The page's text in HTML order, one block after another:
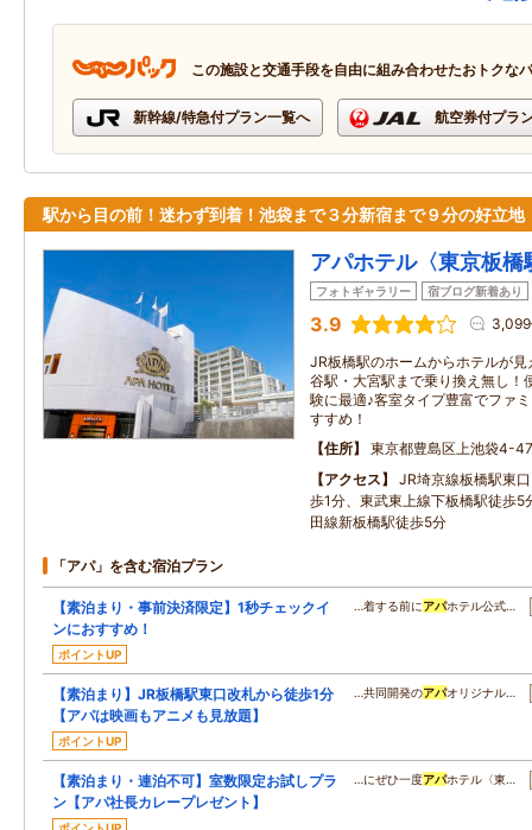
この施設と交通手段を自由に組み合わせたおトクな
新幹線/特急付プラン一覧へ 航空券付プラ
駅から目の前！迷わず到着！池袋まで３分新宿まで９分の好立地
アパホテル〈東京板橋
フォトギャラリー 宿ブログ新着あり
3.9
JR板橋駅のホームからホテルが
谷駅・大宮駅まで乗り換え無し！
験に最適♪客室タイプ豊富でファ
すすめ！
住所
東京都豊島区上池袋4-
アクセス
JR埼京線板橋駅東
歩1分、東武東上線下板橋駅徒歩5
田線新板橋駅徒歩5分
「アパ」を含む宿泊プラン
【素泊まり・事前決済限定】1秒チェックイ
ンにおすすめ！
ポイントUP
…着する前にアパホテル公式…
【素泊まり】JR板橋駅東口改札から徒歩1分
【アパは映画もアニメも見放題】
ポイントUP
…共同開発のアパオリジナル…
【素泊まり・連泊不可】室数限定お試しプラ
ン【アパ社長カレープレゼント】
…にぜひ一度アパホテル〈東…